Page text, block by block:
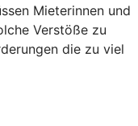
Mieterinnen und
Verstöße zu
die zu viel